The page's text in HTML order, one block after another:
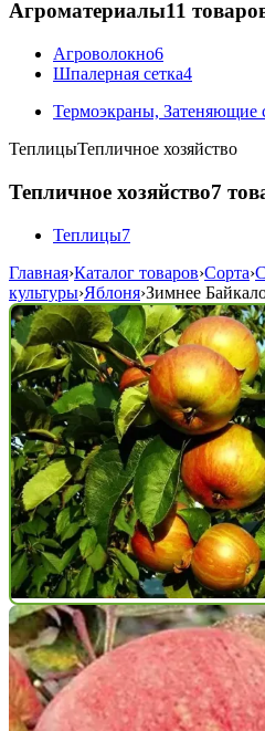
Агроматериалы11
Агроволокно6
Шпалерная сетка4
Термоэкраны, Затеняющие
ТеплицыТепличное хозяйство
Тепличное хозяйство7
Теплицы7
Главная›Каталог товаров›Сорта›
культуры›Яблоня›Зимнее